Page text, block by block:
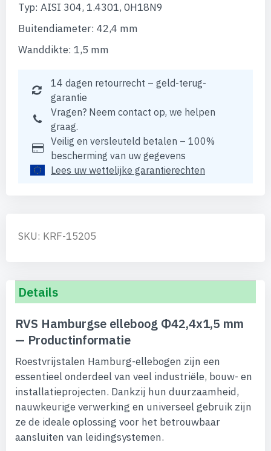
Typ: AISI 304, 1.4301, 0H18N9
Buitendiameter: 42,4 mm
Wanddikte: 1,5 mm
14 dagen retourrecht – geld-terug-
garantie
Vragen? Neem contact op, we helpen
graag.
Veilig en versleuteld betalen – 100%
bescherming van uw gegevens
Lees uw wettelijke garantierechten
SKU: KRF-15205
Details
RVS Hamburgse elleboog Φ42,4x1,5 mm
— Productinformatie
Roestvrijstalen Hamburg-ellebogen zijn een
essentieel onderdeel van veel industriële, bouw- en
installatieprojecten. Dankzij hun duurzaamheid,
nauwkeurige verwerking en universeel gebruik zijn
ze de ideale oplossing voor het betrouwbaar
aansluiten van leidingsystemen.